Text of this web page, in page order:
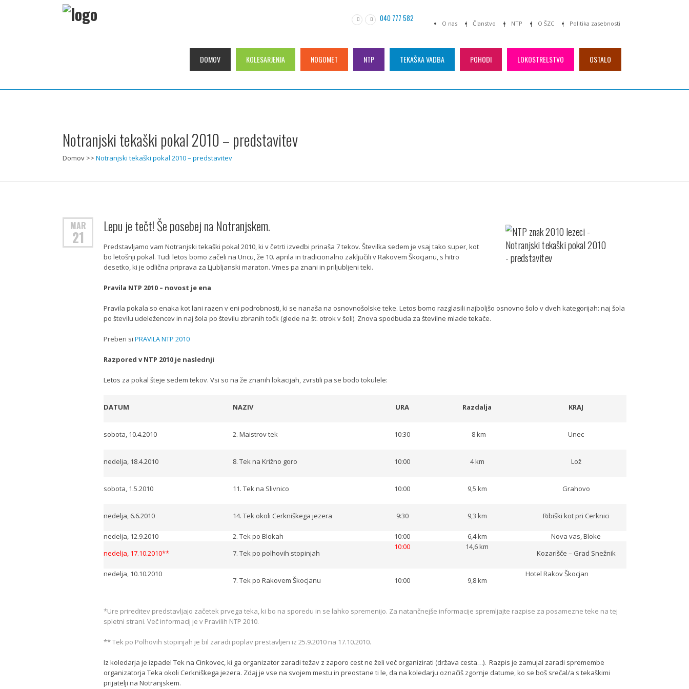
O nas Članstvo NTP O ŠZC Politika zasebnosti
040 777 582
DOMOV KOLESARJENJA NOGOMET NTP TEKAŠKA VADBA POHODI LOKOSTRELSTVO OSTALO
Notranjski tekaški pokal 2010 – predstavitev
Domov >> Notranjski tekaški pokal 2010 – predstavitev
MAR
21
Lepu je tečt! Še posebej na Notranjskem.
Predstavljamo vam Notranjski tekaški pokal 2010, ki v četrti izvedbi prinaša 7 tekov. Številka sedem je vsaj tako super, kot
bo letošnji pokal. Tudi letos bomo začeli na Uncu, že 10. aprila in tradicionalno zaključili v Rakovem Škocjanu, s hitro
desetko, ki je odlična priprava za Ljubljanski maraton. Vmes pa znani in priljubljeni teki.
Pravila NTP 2010 – novost je ena
Pravila pokala so enaka kot lani razen v eni podrobnosti, ki se nanaša na osnovnošolske teke. Letos bomo razglasili najboljšo osnovno šolo v dveh kategorijah: naj šola
po številu udeležencev in naj šola po številu zbranih točk (glede na št. otrok v šoli). Znova spodbuda za številne mlade tekače.
Preberi si PRAVILA NTP 2010
Razpored v NTP 2010 je naslednji
Letos za pokal šteje sedem tekov. Vsi so na že znanih lokacijah, zvrstili pa se bodo tokulele:
DATUM NAZIV URA Razdalja KRAJ
sobota, 10.4.2010 2. Maistrov tek 10:30 8 km Unec
nedelja, 18.4.2010 8. Tek na Križno goro 10:00 4 km Lož
sobota, 1.5.2010 11. Tek na Slivnico 10:00 9,5 km Grahovo
nedelja, 6.6.2010 14. Tek okoli Cerkniškega jezera 9:30 9,3 km Ribiški kot pri Cerknici
nedelja, 12.9.2010 2. Tek po Blokah 10:00 6,4 km
Nova vas, Bloke
nedelja, 17.10.2010**
7. Tek po polhovih stopinjah
10:00 14,6 km
Kozarišče – Grad Snežnik
nedelja, 10.10.2010
7. Tek po Rakovem Škocjanu 10:00 9,8 km
Hotel Rakov Škocjan
*Ure prireditev predstavljajo začetek prvega teka, ki bo na sporedu in se lahko spremenijo. Za natančnejše informacije spremljajte razpise za posamezne teke na tej
spletni strani. Več informacij je v Pravilih NTP 2010.
** Tek po Polhovih stopinjah je bil zaradi poplav prestavljen iz 25.9.2010 na 17.10.2010.
Iz koledarja je izpadel Tek na Cinkovec, ki ga organizator zaradi težav z zaporo cest ne želi več organizirati (država cesta…). Razpis je zamujal zaradi spremembe
organizatorja Teka okoli Cerkniškega jezera. Zdaj je vse na svojem mestu in preostane ti le, da na koledarju označiš zgornje datume, ko se boš srečal/a s tekaškimi
prijatelji na Notranjskem.